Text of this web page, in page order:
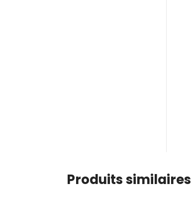
Produits similaires